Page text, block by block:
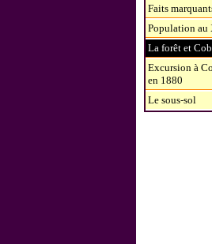
Faits
Population au
La forêt et
Excursion à
en 1880
Le sous-sol